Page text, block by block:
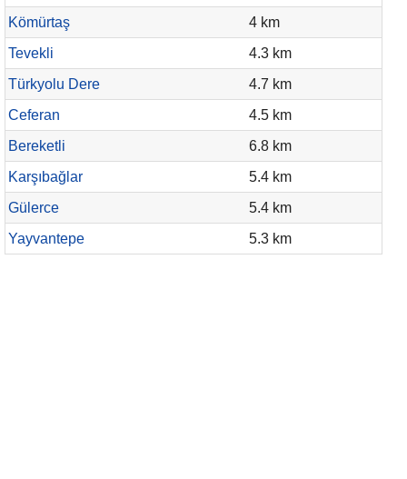
Kömürtaş
4 km
Tevekli
4.3 km
Türkyolu Dere
4.7 km
Ceferan
4.5 km
Bereketli
6.8 km
Karşıbağlar
5.4 km
Gülerce
5.4 km
Yayvantepe
5.3 km